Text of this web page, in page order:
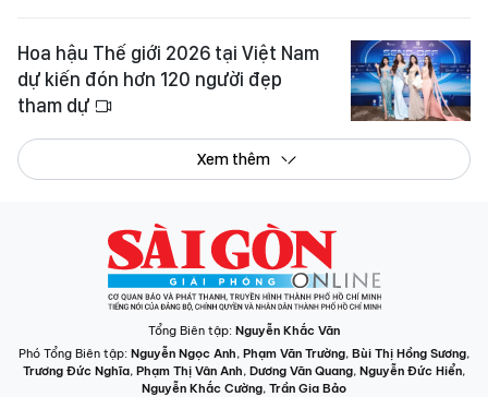
Hoa hậu Thế giới 2026 tại Việt Nam
dự kiến đón hơn 120 người đẹp
tham dự
Xem thêm
Tổng Biên tập: Nguyễn Khắc Văn
Phó Tổng Biên tập: Nguyễn Ngọc Anh, Phạm Văn Trường, Bùi Thị Hồng Sương,
Trương Đức Nghĩa, Phạm Thị Vân Anh, Dương Văn Quang, Nguyễn Đức Hiển,
Nguyễn Khắc Cường, Trần Gia Bảo